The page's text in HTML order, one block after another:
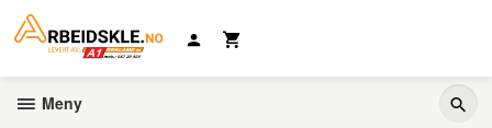
innholdet
Meny